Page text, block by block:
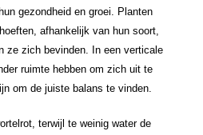
gezondheid en groei. Planten
afhankelijk van hun soort,
ze zich bevinden. In een verticale
ruimte hebben om zich uit te
om de juiste balans te vinden.
terwijl te weinig water de